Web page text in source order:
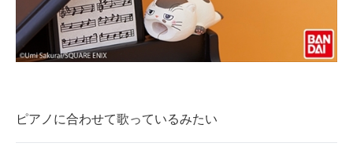
ピアノに合わせて歌っているみたい